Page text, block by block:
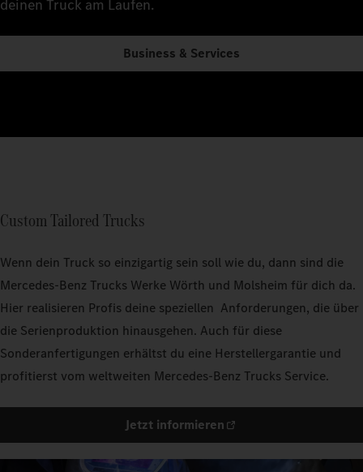
deinen Truck am Laufen.
Business & Services
Custom Tailored Trucks
Wenn dein Truck so einzigartig sein soll wie du, dann sind die
Mercedes‑Benz Trucks Werke Wörth und Molsheim für dich da.
Hier realisieren Profis deine speziellen Anforderungen, die über
die Serienproduktion hinausgehen. Auch für diese
Sonderanfertigungen erhältst du eine Herstellergarantie und
profitierst vom weltweiten Mercedes-Benz Trucks Service.
Jetzt informieren